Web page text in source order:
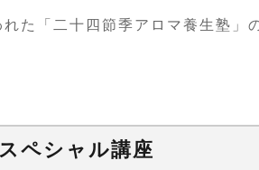
た「二十四節季アロマ養生塾」
ペシャル講座